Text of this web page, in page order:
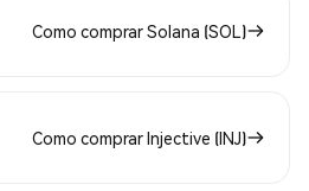
Como comprar Solana (SOL)
Como comprar Injective (INJ)